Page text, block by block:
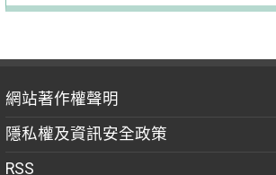
網站著作權聲明
隱私權及資訊安全政策
RSS